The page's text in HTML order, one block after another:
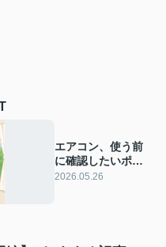
エアコン、使う前
に確認したいポイ
ント｜賃貸住宅の
2026.05.26